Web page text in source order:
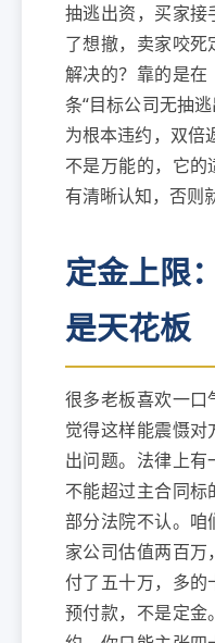
抽逃出资，买家接
了想撤，卖家咬
解决的？靠的是在
条“目标公司无抽
为根本违约，双倍
不是万能的，它
有清晰认知，否则
定金上限
是天花板
很多老板喜欢一口
觉得这样能震慑
出问题。法律上
不能超过主合同
部分法院不认。咱
家公司估值两百
付了五十万，多的
预付款，不是定金